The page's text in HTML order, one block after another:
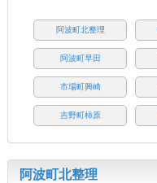
阿波町北整理
阿波町早田
市場町興崎
吉野町柿原
阿波町北整理